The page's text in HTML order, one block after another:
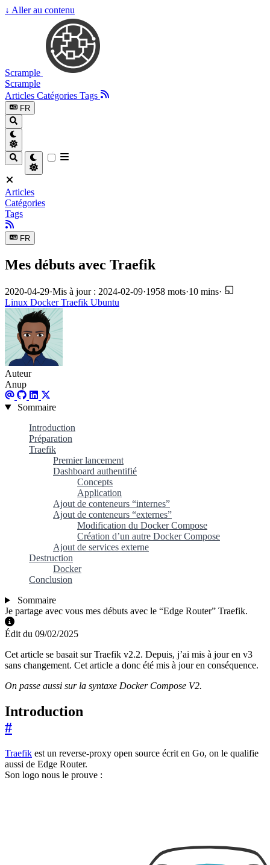
↓ Aller au contenu
Scrample
Scrample
Articles Catégories Tags
FR
Articles
Catégories
Tags
FR
Mes débuts avec Traefik
2020-04-29·Mis à jour : 2024-02-09·1958 mots·10 mins·
Linux DockerTraefik Ubuntu
Auteur
Anup
Sommaire
Introduction
Préparation
Traefik
Premier lancement
Dashboard authentifié
Concepts
Application
Ajout de conteneurs “internes”
Ajout de conteneurs “externes”
Modification du Docker Compose
Création d’un autre Docker Compose
Ajout de services externe
Destruction
Docker
Conclusion
Sommaire
Je partage avec vous mes débuts avec le “Edge Router” Traefik.
Édit du 09/02/2025
Cet article se basait sur Traefik v2.2. Depuis, j’ai mis à jour en v3
sans changement. Cet article a donc été mis à jour en conséquence.
On passe aussi sur la syntaxe Docker Compose V2.
Introduction
#
Traefik est un reverse-proxy open source écrit en Go, on le qualifie
aussi de Edge Router.
Son logo nous le prouve :